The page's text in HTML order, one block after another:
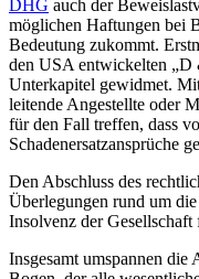
DHG auch der
möglichen Haftungen bei
Bedeutung zukommt.
den USA entwickelten „D
Unterkapitel gewidmet.
leitende Angestellte oder
für den Fall treffen, dass
Schadenersatzansprüche
Den Abschluss des
Überlegungen rund um
Insolvenz der Gesellschaft
Insgesamt umspannen die